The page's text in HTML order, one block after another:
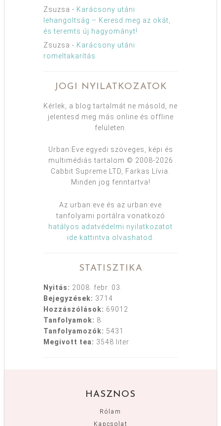
Zsuzsa - Karácsony utáni
lehangoltság – Keresd meg az okát,
és teremts új hagyományt!
Zsuzsa - Karácsony utáni
romeltakarítás
JOGI NYILATKOZATOK
Kérlek, a blog tartalmát ne másold, ne
jelentesd meg más online és offline
felületen.
Urban:Eve egyedi szöveges, képi és
multimédiás tartalom © 2008-2026
Cabbit Supreme LTD, Farkas Lívia.
Minden jog fenntartva!
Az urban:eve és az urban:eve
tanfolyami portálra vonatkozó
hatályos adatvédelmi nyilatkozatot
ide kattintva olvashatod
STATISZTIKA
Nyitás: 2008. febr. 03.
Bejegyzések: 3714
Hozzászólások: 69012
Tanfolyamok: 8
Tanfolyamozók: 5431
Megivott tea: 3548 liter
HASZNOS
Rólam
Kapcsolat